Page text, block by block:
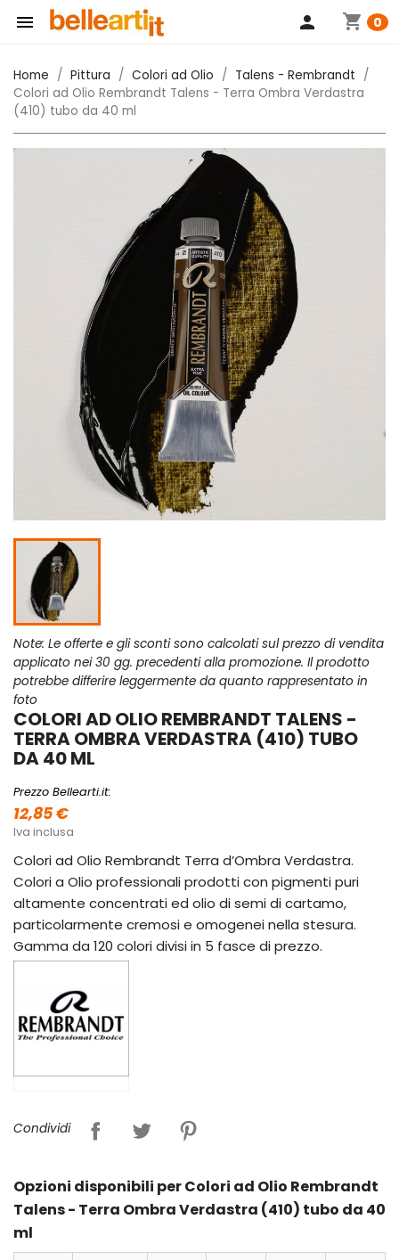
 shopping_cart 0
person
Home Pittura Colori ad Olio
Talens - Rembrandt
Colori ad Olio Rembrandt Talens - Terra Ombra Verdastra
(410) tubo da 40 ml
Note: Le offerte e gli sconti sono calcolati sul prezzo di vendita
applicato nei 30 gg. precedenti alla promozione. Il prodotto
potrebbe differire leggermente da quanto rappresentato in
foto
COLORI AD OLIO REMBRANDT TALENS -
TERRA OMBRA VERDASTRA (410) TUBO
DA 40 ML
Prezzo Bellearti.it:
12,85 €
Iva inclusa
Colori ad Olio Rembrandt Terra d’Ombra Verdastra.
Colori a Olio professionali prodotti con pigmenti puri
altamente concentrati ed olio di semi di cartamo,
particolarmente cremosi e omogenei nella stesura.
Gamma da 120 colori divisi in 5 fasce di prezzo.
Condividi
Opzioni disponibili per Colori ad Olio Rembrandt
Talens - Terra Ombra Verdastra (410) tubo da 40
ml